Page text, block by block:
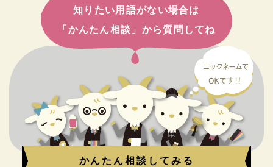
知りたい用語がない場合は
「かんたん相談」から質問してね
かんたん相談してみる